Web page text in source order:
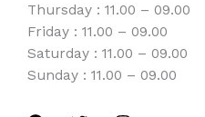
Thursday : 11.00 – 09.00
Friday : 11.00 – 09.00
Saturday : 11.00 – 09.00
Sunday : 11.00 – 09.00